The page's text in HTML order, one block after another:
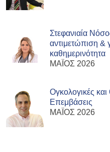
Στεφανιαία
αντιμετώπιση &
καθημερινότητα
ΜΑΪΟΣ 2026
Ογκολογικές
Επεμβάσεις
ΜΑΪΟΣ 2026